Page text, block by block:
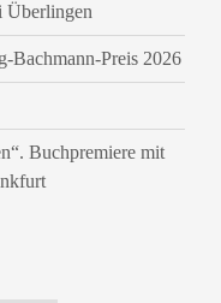
Überlingen
Bachmann-Preis 2026
Buchpremiere mit